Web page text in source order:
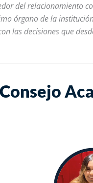
del relacionamiento
órgano de la
las decisiones que